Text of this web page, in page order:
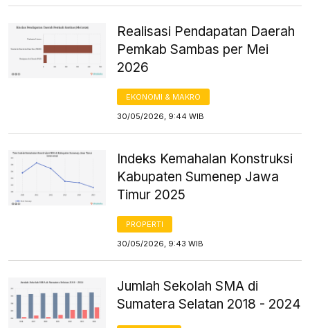
Realisasi Pendapatan Daerah
Pemkab Sambas per Mei
2026
EKONOMI & MAKRO
30/05/2026, 9:44 WIB
Indeks Kemahalan Konstruksi
Kabupaten Sumenep Jawa
Timur 2025
PROPERTI
30/05/2026, 9:43 WIB
Jumlah Sekolah SMA di
Sumatera Selatan 2018 - 2024